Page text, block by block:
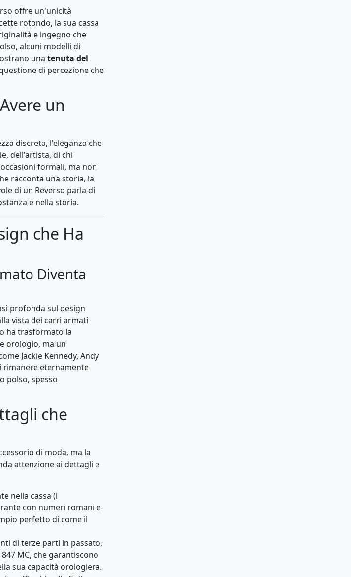
offre un'unicità
rotondo, la sua cassa
e ingegno che
alcuni modelli di
una tenuta del
di percezione che
un
discreta, l'eleganza che
dell'artista, di chi
formali, ma non
racconta una storia, la
di un Reverso parla di
e nella storia.
che Ha
Diventa
profonda sul design
vista dei carri armati
ha trasformato la
orologio, ma un
Jackie Kennedy, Andy
rimanere eternamente
polso, spesso
che
di moda, ma la
attenzione ai dettagli e
nella cassa (i
con numeri romani e
perfetto di come il
di terze parti in passato,
MC, che garantiscono
sua capacità orologiera.